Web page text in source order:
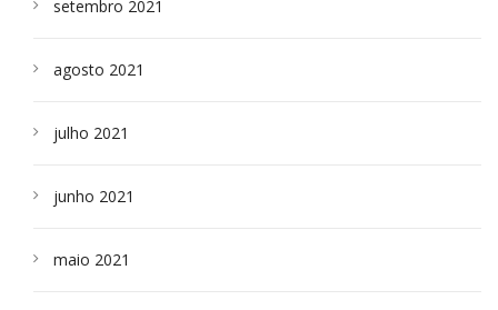
setembro 2021
agosto 2021
julho 2021
junho 2021
maio 2021